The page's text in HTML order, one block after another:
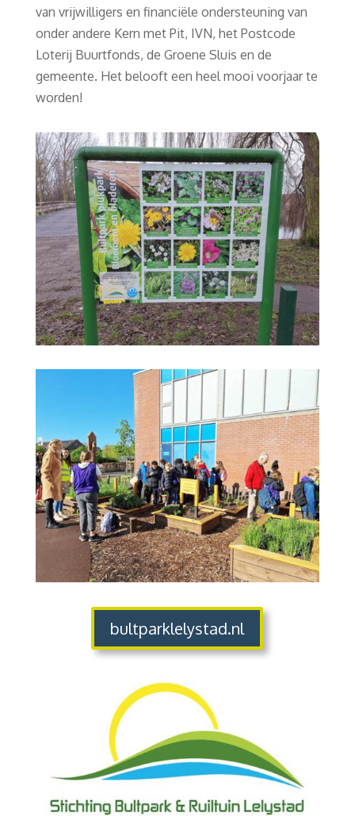
van vrijwilligers en financiële ondersteuning van
onder andere Kern met Pit, IVN, het Postcode
Loterij Buurtfonds, de Groene Sluis en de
gemeente. Het belooft een heel mooi voorjaar te
worden!
bultparklelystad.nl